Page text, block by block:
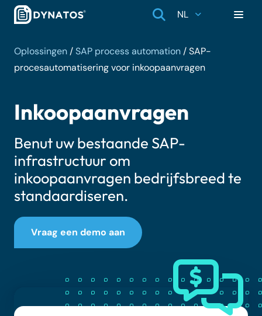
NL
Oplossingen /SAP process automation /SAP-
procesautomatisering voor inkoopaanvragen
Inkoopaanvragen
Benut uw bestaande SAP-
infrastructuur om
inkoopaanvragen bedrijfsbreed te
standaardiseren.
Vraag een demo aan